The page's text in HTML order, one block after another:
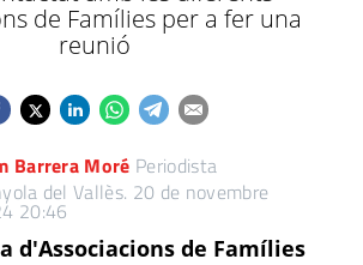
de Famílies per a fer una
reunió
Barrera Moré Periodista
del Vallès. 20 de novembre
20:46
d'Associacions de Famílies